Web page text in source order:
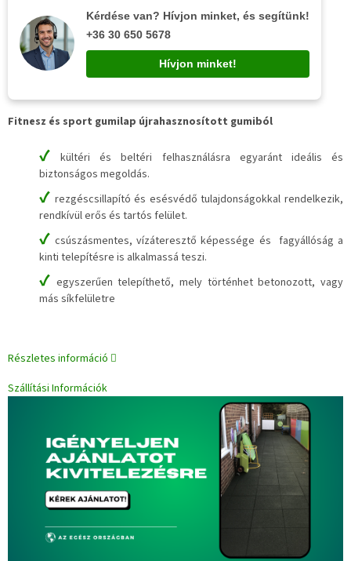
Kérdése van? Hívjon minket, és segítünk!
+36 30 650 5678
Hívjon minket!
Fitnesz és sport gumilap újrahasznosított gumiból
✔kültéri és beltéri felhasználásra egyaránt ideális és
biztonságos megoldás.
✔ rezgéscsillapító és esésvédő tulajdonságokkal rendelkezik,
rendkívül erős és tartós felület.
✔csúszásmentes, vízáteresztő képessége és fagyállóság a
kinti telepítésre is alkalmassá teszi.
✔ egyszerűen telepíthető, mely történhet betonozott, vagy
más síkfelületre
Részletes információ
Szállítási Információk